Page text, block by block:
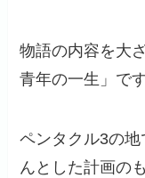
物語の内容を大
青年の一生」です
ペンタクル3の
んとした計画の